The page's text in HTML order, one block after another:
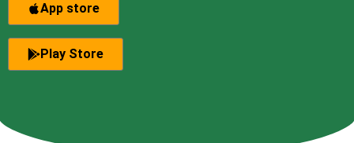
App store
Play Store